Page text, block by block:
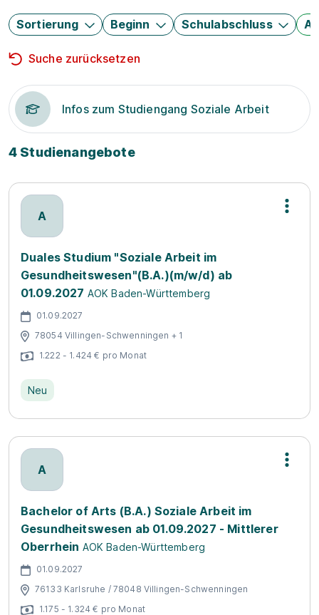
Sortierung Beginn Schulabschluss
Suche zurücksetzen
Infos zum Studiengang Soziale Arbeit
4 Studienangebote
A
Duales Studium "Soziale Arbeit im
Gesundheitswesen"(B.A.)(m/w/d) ab
01.09.2027 AOK Baden-Württemberg
01.09.2027
78054 Villingen-Schwenningen + 1
1.222 - 1.424 € pro Monat
Neu
A
Bachelor of Arts (B.A.) Soziale Arbeit im
Gesundheitswesen ab 01.09.2027 - Mittlerer
Oberrhein AOK Baden-Württemberg
01.09.2027
76133 Karlsruhe / 78048 Villingen-Schwenningen
1.175 - 1.324 € pro Monat